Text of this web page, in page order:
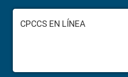
FooterCPCCS EN LÍNEA